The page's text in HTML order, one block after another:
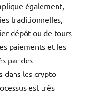
également,
traditionnelles,
dépôt ou de tours
paiements et les
par des
dans les crypto-
est très